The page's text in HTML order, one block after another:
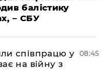
балістику
– СБУ
співпрацю у
на війну з
08:45